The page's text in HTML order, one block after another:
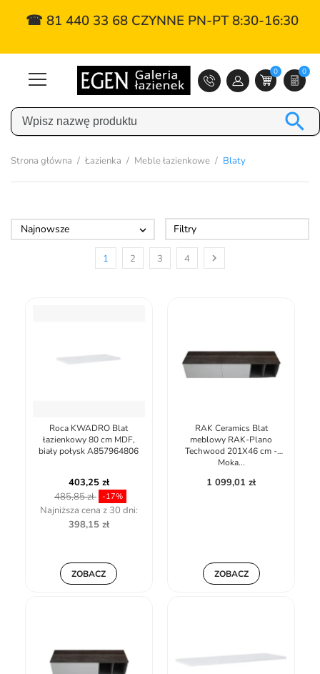
☎ 81 440 33 68 CZYNNE PN-PT 8:30-16:30
0 0

Strona główna Łazienka Meble łazienkowe Blaty
Najnowsze  Filtry
1 2 3 4 
Roca KWADRO Blat
łazienkowy 80 cm MDF,
biały połysk A857964806
403,25 zł
485,85 zł
-17%
Najniższa cena z 30 dni:
398,15 zł
ZOBACZ
RAK Ceramics Blat
meblowy RAK-Plano
Techwood 201X46 cm -
Moka...
1 099,01 zł
ZOBACZ